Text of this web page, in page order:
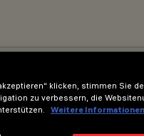
klicken, stimmen Sie
zu verbessern, die
Weitere Informationen